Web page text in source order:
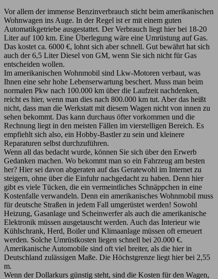
Vor allem der immense Benzinverbrauch sticht beim amerikanischen
Wohnwagen ins Auge. In der Regel ist er mit einem guten
Automatikgetriebe ausgestattet. Der Verbrauch liegt hier bei 18-20
Liter auf 100 km. Eine Überlegung wäre eine Umrüstung auf Gas.
Das kostet ca. 6000 €, lohnt sich aber schnell. Gut bewährt hat sich
auch der 6,5 Liter Diesel von GM, wenn Sie sich nicht für Gas
entscheiden wollen.
Im amerikanischen Wohnmobil sind Lkw-Motoren verbaut, was
Ihnen eine sehr hohe Lebenserwartung beschert. Muss man beim
normalen Pkw nach 100.000 km über die Laufzeit nachdenken,
reicht es hier, wenn man dies nach 800.000 km tut. Aber das heißt
nicht, dass man die Werkstatt mit diesem Wagen nicht von innen zu
sehen bekommt. Das kann durchaus öfter vorkommen und die
Rechnung liegt in den meisten Fällen im vierstelligen Bereich. Es
empfiehlt sich also, ein Hobby-Bastler zu sein und kleinere
Reparaturen selbst durchzuführen.
Wenn all das bedacht wurde, können Sie sich über den Erwerb
Gedanken machen. Wo bekommt man so ein Fahrzeug am besten
her? Hier sei davon abgeraten auf das Geratewohl im Internet zu
steigern, ohne über die Einfuhr nachgedacht zu haben. Denn hier
gibt es viele Tücken, die ein vermeintliches Schnäppchen in eine
Kostenfalle verwandeln. Denn ein amerikanisches Wohnmobil muss
für deutsche Straßen in jedem Fall umgerüstet werden! Sowohl
Heizung, Gasanlage und Scheinwerfer als auch die amerikanische
Elektronik müssen ausgetauscht werden. Auch das Interieur wie
Kühlschrank, Herd, Boiler und Klimaanlage müssen oft erneuert
werden. Solche Umrüstkosten liegen schnell bei 20.000 €.
Amerikanische Automobile sind oft viel breiter, als die hier in
Deutschland zulässigen Maße. Die Höchstgrenze liegt hier bei 2,55
m.
Wenn der Dollarkurs günstig steht, sind die Kosten für den Wagen,